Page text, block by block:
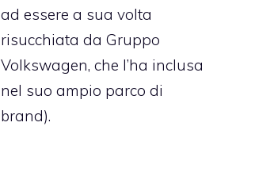
ad essere a sua volta
risucchiata da Gruppo
Volkswagen, che l’ha inclusa
nel suo ampio parco di
brand).